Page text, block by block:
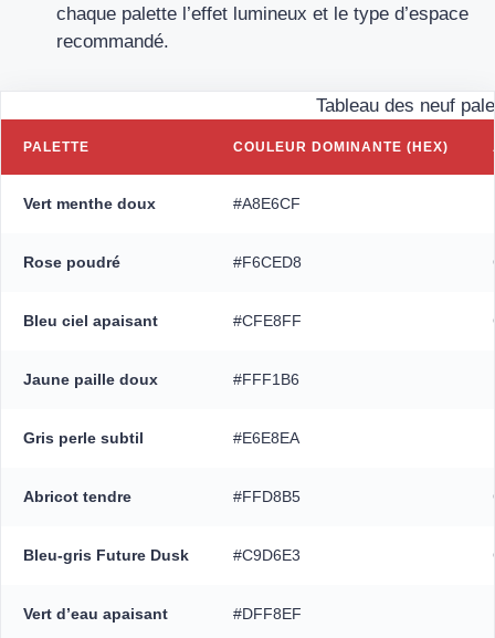
chaque palette l’effet lumineux et le type d’espace
recommandé.
Tableau des neuf
PALETTE COULEUR DOMINANTE (HEX)
Vert menthe doux #A8E6CF
Rose poudré #F6CED8
Bleu ciel apaisant #CFE8FF
Jaune paille doux #FFF1B6
Gris perle subtil #E6E8EA
Abricot tendre #FFD8B5
Bleu-gris Future Dusk #C9D6E3
Vert d’eau apaisant #DFF8EF